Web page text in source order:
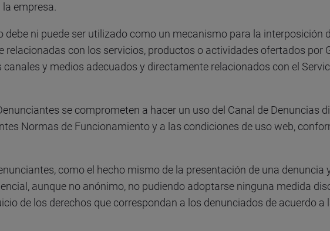
empresa.
debe ni puede ser utilizado como un mecanismo para la interposición
con los servicios, productos o actividades ofertados por
canales y medios adecuados y directamente relacionados con el
se comprometen a hacer un uso del Canal de Denuncias
Normas de Funcionamiento y a las condiciones de uso web,
como el hecho mismo de la presentación de una denuncia
aunque no anónimo, no pudiendo adoptarse ninguna medida
de los derechos que correspondan a los denunciados de acuerdo a